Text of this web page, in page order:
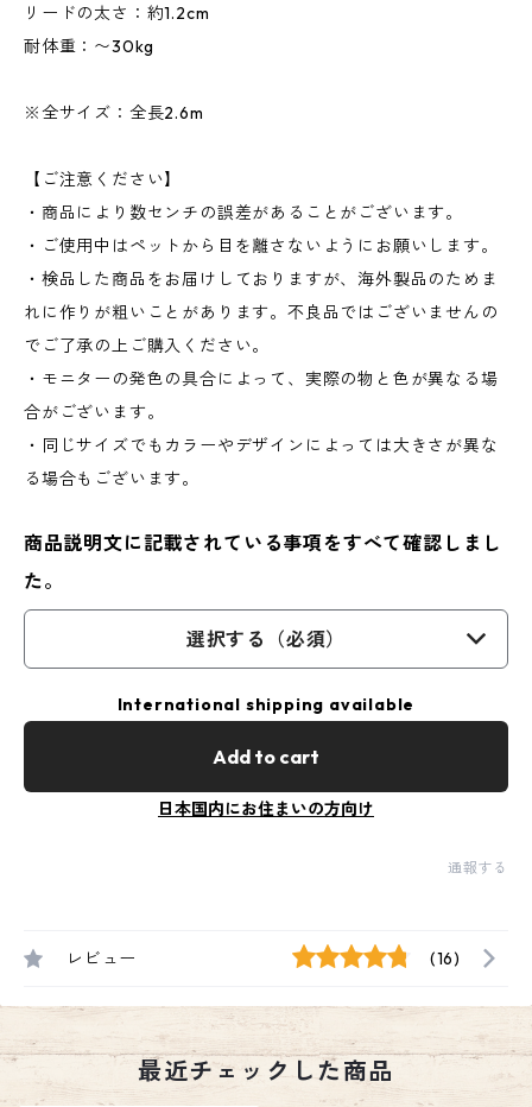
リードの太さ：約1.2cm
耐体重：〜30kg
※全サイズ：全長2.6m
【ご注意ください】
・商品により数センチの誤差があることがございます。
・ご使用中はペットから目を離さないようにお願いします。
・検品した商品をお届けしておりますが、海外製品のためま
れに作りが粗いことがあります。不良品ではございませんの
でご了承の上ご購入ください。
・モニターの発色の具合によって、実際の物と色が異なる場
合がございます。
・同じサイズでもカラーやデザインによっては大きさが異な
る場合もございます。
商品説明文に記載されている事項をすべて確認しまし
た。
選択する（必須）
International shipping available
Add to cart
日本国内にお住まいの方向け
通報する
レビュー (16)
最近チェックした商品